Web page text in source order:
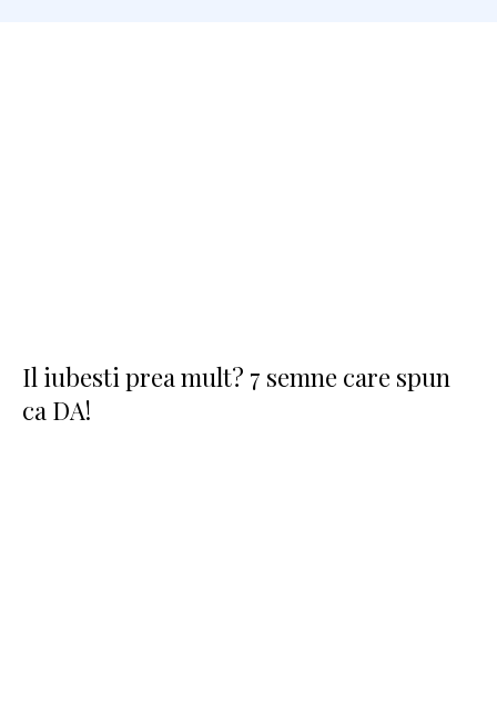
Il iubesti prea mult? 7 semne care spun
ca DA!